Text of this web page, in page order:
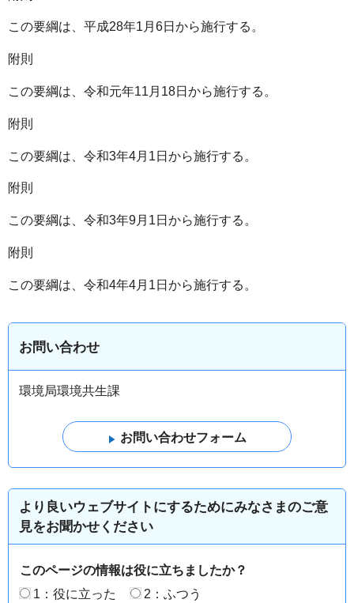
この要綱は、平成28年1月6日から施行する。
附則
この要綱は、令和元年11月18日から施行する。
附則
この要綱は、令和3年4月1日から施行する。
附則
この要綱は、令和3年9月1日から施行する。
附則
この要綱は、令和4年4月1日から施行する。
お問い合わせ
環境局環境共生課
より良いウェブサイトにするためにみなさまのご意
見をお聞かせください
このページの情報は役に立ちましたか？
1：役に立った
2：ふつう